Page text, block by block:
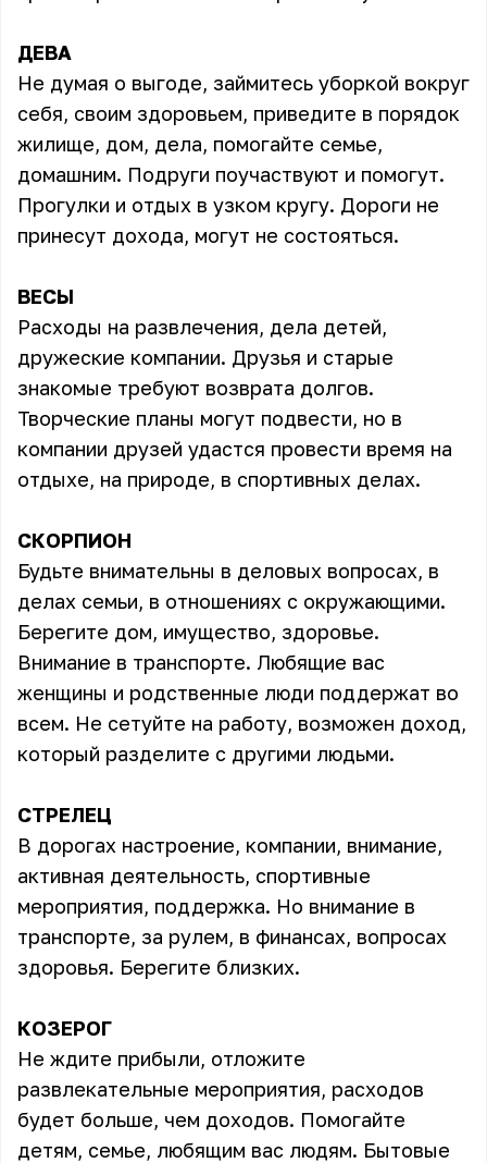
ДЕВА
Не думая о выгоде, займитесь уборкой вокруг
себя, своим здоровьем, приведите в порядок
жилище, дом, дела, помогайте семье,
домашним. Подруги поучаствуют и помогут.
Прогулки и отдых в узком кругу. Дороги не
принесут дохода, могут не состояться.
ВЕСЫ
Расходы на развлечения, дела детей,
дружеские компании. Друзья и старые
знакомые требуют возврата долгов.
Творческие планы могут подвести, но в
компании друзей удастся провести время на
отдыхе, на природе, в спортивных делах.
СКОРПИОН
Будьте внимательны в деловых вопросах, в
делах семьи, в отношениях с окружающими.
Берегите дом, имущество, здоровье.
Внимание в транспорте. Любящие вас
женщины и родственные люди поддержат во
всем. Не сетуйте на работу, возможен доход,
который разделите с другими людьми.
СТРЕЛЕЦ
В дорогах настроение, компании, внимание,
активная деятельность, спортивные
мероприятия, поддержка. Но внимание в
транспорте, за рулем, в финансах, вопросах
здоровья. Берегите близких.
КОЗЕРОГ
Не ждите прибыли, отложите
развлекательные мероприятия, расходов
будет больше, чем доходов. Помогайте
детям, семье, любящим вас людям. Бытовые